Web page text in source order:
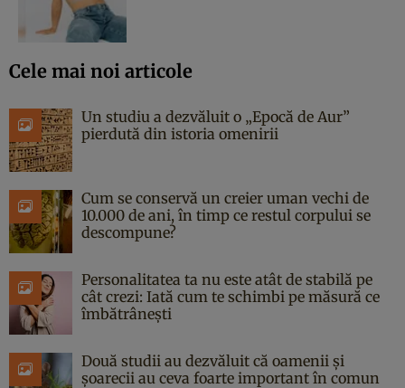
Cele mai noi articole
Un studiu a dezvăluit o „Epocă de Aur”
pierdută din istoria omenirii
Cum se conservă un creier uman vechi de
10.000 de ani, în timp ce restul corpului se
descompune?
Personalitatea ta nu este atât de stabilă pe
cât crezi: Iată cum te schimbi pe măsură ce
îmbătrânești
Două studii au dezvăluit că oamenii și
șoarecii au ceva foarte important în comun